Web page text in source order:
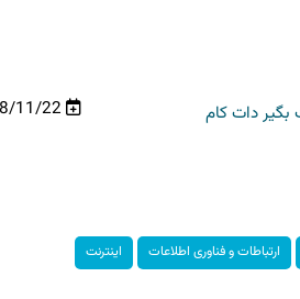
دات كام 11/22
ارتباطات و فناوری اطلاعات اینترنت